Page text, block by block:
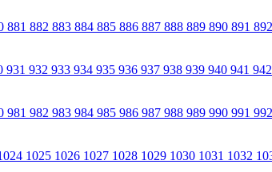
881 882 883 884 885 886 887 888 889 890 891 892
931 932 933 934 935 936 937 938 939 940 941 942
981 982 983 984 985 986 987 988 989 990 991 992
1025 1026 1027 1028 1029 1030 1031 1032